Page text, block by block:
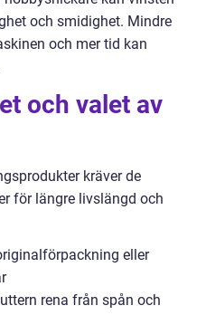
och smidighet. Mindre
och mer tid kan
och valet av
kräver de
för längre livslängd och
eller
rena från spån och